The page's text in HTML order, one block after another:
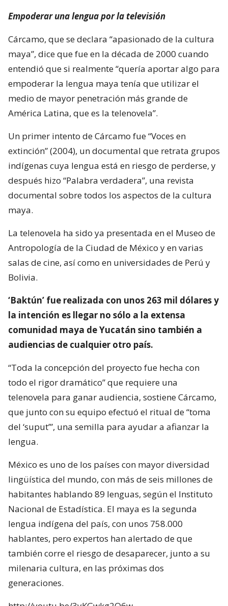
Empoderar una lengua por la televisión
Cárcamo, que se declara “apasionado de la cultura
maya”, dice que fue en la década de 2000 cuando
entendió que si realmente “quería aportar algo para
empoderar la lengua maya tenía que utilizar el
medio de mayor penetración más grande de
América Latina, que es la telenovela”.
Un primer intento de Cárcamo fue “Voces en
extinción” (2004), un documental que retrata grupos
indígenas cuya lengua está en riesgo de perderse, y
después hizo “Palabra verdadera”, una revista
documental sobre todos los aspectos de la cultura
maya.
La telenovela ha sido ya presentada en el Museo de
Antropología de la Ciudad de México y en varias
salas de cine, así como en universidades de Perú y
Bolivia.
‘Baktún’ fue realizada con unos 263 mil dólares y
la intención es llegar no sólo a la extensa
comunidad maya de Yucatán sino también a
audiencias de cualquier otro país.
“Toda la concepción del proyecto fue hecha con
todo el rigor dramático” que requiere una
telenovela para ganar audiencia, sostiene Cárcamo,
que junto con su equipo efectuó el ritual de “toma
del ‘suput’”, una semilla para ayudar a afianzar la
lengua.
México es uno de los países con mayor diversidad
lingüística del mundo, con más de seis millones de
habitantes hablando 89 lenguas, según el Instituto
Nacional de Estadística. El maya es la segunda
lengua indígena del país, con unos 758.000
hablantes, pero expertos han alertado de que
también corre el riesgo de desaparecer, junto a su
milenaria cultura, en las próximas dos
generaciones.